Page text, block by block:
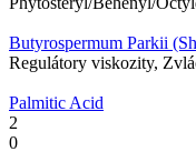
Butyrospermum Parkii
Regulátory viskozity,
Palmitic Acid
2
0